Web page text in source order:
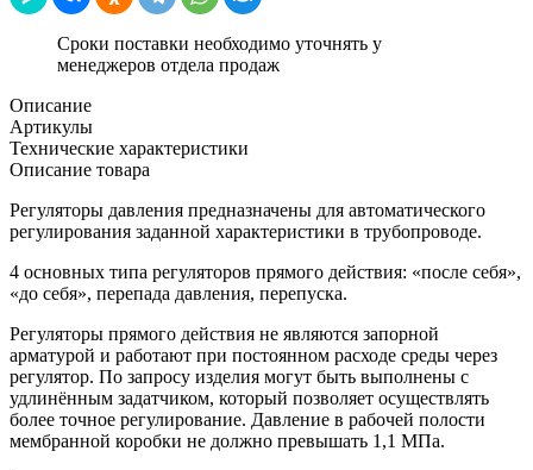
Сроки поставки необходимо уточнять у
менеджеров отдела продаж
Описание
Артикулы
Технические характеристики
Описание товара
Регуляторы давления предназначены для автоматического
регулирования заданной характеристики в трубопроводе.
4 основных типа регуляторов прямого действия: «после себя»,
«до себя», перепада давления, перепуска.
Регуляторы прямого действия не являются запорной
арматурой и работают при постоянном расходе среды через
регулятор. По запросу изделия могут быть выполнены с
удлинённым задатчиком, который позволяет осуществлять
более точное регулирование. Давление в рабочей полости
мембранной коробки не должно превышать 1,1 МПа.